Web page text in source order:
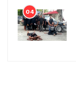
04